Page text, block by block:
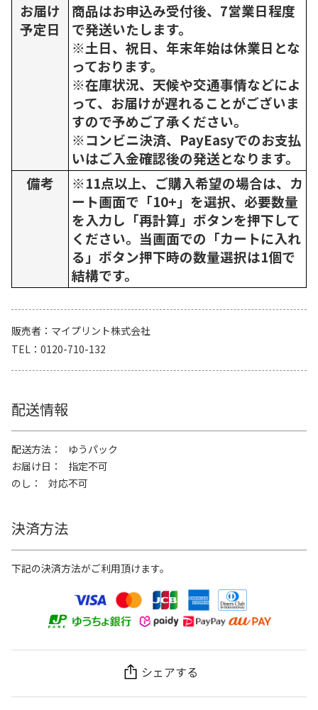
お届け
予定日
商品はお申込み受付後、7営業日程度
で発送いたします。
※土日、祝日、年末年始は休業日とな
っております。
※在庫状況、天候や交通事情などによ
って、お届けが遅れることがございま
すので予めご了承ください。
※コンビニ決済、PayEasyでのお支払
いはご入金確認後の発送となります。
備考
※11点以上、ご購入希望の場合は、カ
ート画面で「10+」を選択、必要数量
を入力し「再計算」ボタンを押下して
ください。当画面での「カートに入れ
る」ボタン押下時の数量選択は1個で
結構です。
販売者
マイプリント株式会社
TEL
0120-710-132
配送情報
配送方法
ゆうパック
お届け日
指定不可
のし
対応不可
決済方法
下記の決済方法がご利用頂けます。
シェアする